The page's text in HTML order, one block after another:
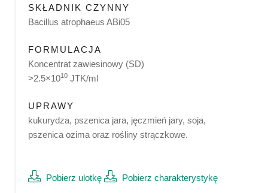
SKŁADNIK CZYNNY
Bacillus atrophaeus ABi05
FORMULACJA
Koncentrat zawiesinowy (SD)
>2.5×1010 JTK/ml
UPRAWY
kukurydza, pszenica jara, jęczmień jary, soja,
pszenica ozima oraz rośliny strączkowe.
Pobierz ulotkę Pobierz charakterystykę